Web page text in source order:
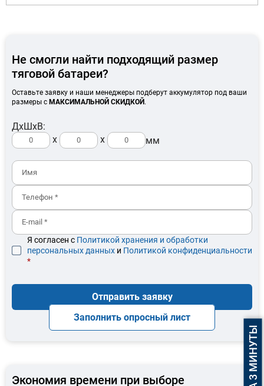
Не смогли найти подходящий размер
тяговой батареи?
Оставьте заявку и наши менеджеры подберут аккумулятор под ваши
размеры с МАКСИМАЛЬНОЙ СКИДКОЙ .
ДхШхВ:
x
x мм
Я согласен с Политикой хранения и обработки
персональных данных и Политикой конфиденциальности
*
Отправить заявку
Заполнить опросный лист
Экономия времени при выборе